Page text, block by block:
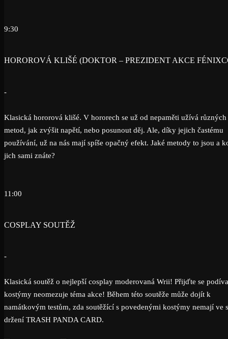
9:30
HOROROVÁ KLIŠÉ (DOKTOR – PREZIDENT AKCE
-
Klasická hororová klišé. V hororech se už od nepaměti užívá různých
metod, jak zvýšit napětí, nebo posunout děj. Ale, díky jejich častému
používání, už na nás mají spíše opačný efekt. Jaké metody to jsou a
jich sami znáte?
11:00
COSPLAY SOUTĚŽ
-
Klasická soutěž o nejlepší cosplay moderovaná Wrii! Přijďte se
kostýmy neomezuje téma akce! Během této soutěže může dojít k
namátkovým testům, zda soutěžící s povedenými kostýmy nemají ve
držení TRASH PANDA CARD.